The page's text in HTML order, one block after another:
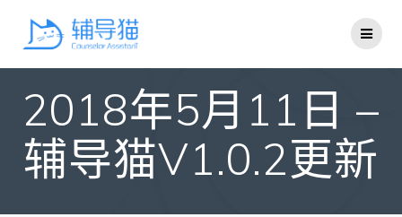
2018年5月11日 –
辅导猫V1.0.2更新